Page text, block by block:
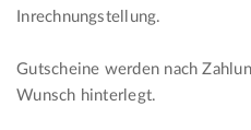
Inrechnungstellung.
Gutscheine werden nach
Wunsch hinterlegt.